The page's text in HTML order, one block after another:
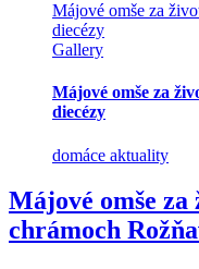
Májové omše za
diecézy
Gallery
Májové omše za
diecézy
domáce aktuality
Májové omše
chrámoch